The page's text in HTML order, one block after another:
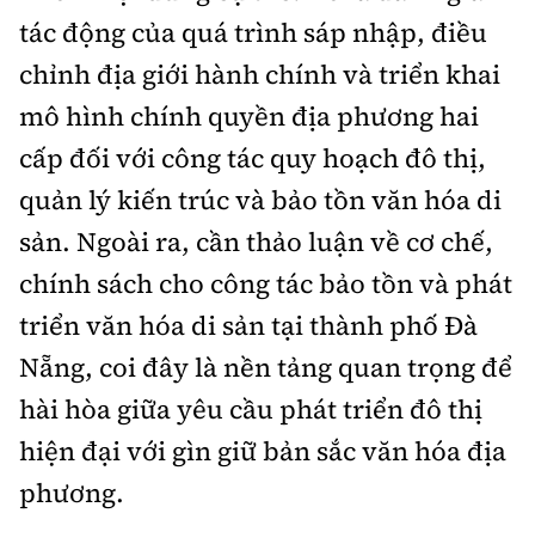
tác động của quá trình sáp nhập, điều
chỉnh địa giới hành chính và triển khai
mô hình chính quyền địa phương hai
cấp đối với công tác quy hoạch đô thị,
quản lý kiến trúc và bảo tồn văn hóa di
sản. Ngoài ra, cần thảo luận về cơ chế,
chính sách cho công tác bảo tồn và phát
triển văn hóa di sản tại thành phố Đà
Nẵng, coi đây là nền tảng quan trọng để
hài hòa giữa yêu cầu phát triển đô thị
hiện đại với gìn giữ bản sắc văn hóa địa
phương.